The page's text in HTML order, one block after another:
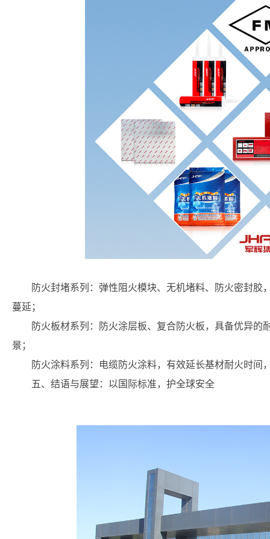
防火封堵系列：弹性阻火模块、无机堵料、防火密封
蔓延；
防火板材系列：防火涂层板、复合防火板，具备优异
景；
防火涂料系列：电缆防火涂料，有效延长基材耐火时间
五、结语与展望：以国际标准，护全球安全